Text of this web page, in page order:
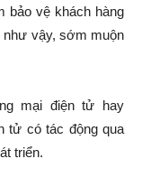
bảo vệ khách hàng
vậy, sớm muộn
mại điện tử hay
tử có tác động qua
triển.